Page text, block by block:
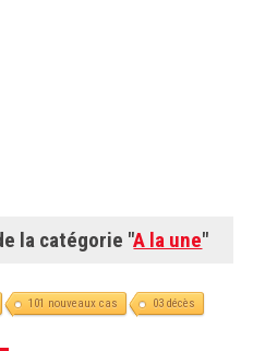
la catégorie "A la une"
101 nouveaux cas 03 décès